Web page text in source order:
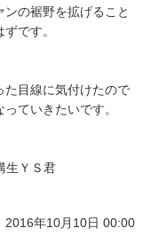
の裾野を拡げること
です。
た目線に気付けたので
ていきたいです。
生ＹＳ君
2016年10月10日 00:00